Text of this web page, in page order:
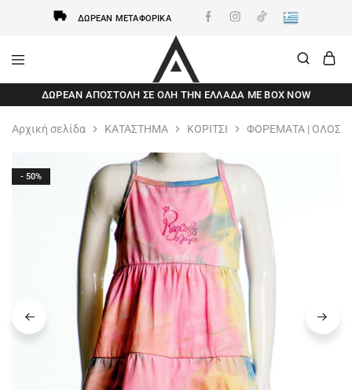
ΔΩΡΕΆΝ ΜΕΤΑΦΟΡΙΚΆ
AxidWear
Παιδικά
,
,
Ανδρικά
Axidwear
ΔΩΡΕΆΝ ΑΠΟΣΤΟΛΗ ΣΕ ΌΛΗ ΤΗΝ ΕΛΛΆΔΑ ΜΕ BOX NOW
Αρχική σελίδα ΚΑΤΑΣΤΗΜΑ ΚΟΡΙΤΣΙ ΦΟΡΕΜΑΤΑ |
- 50%